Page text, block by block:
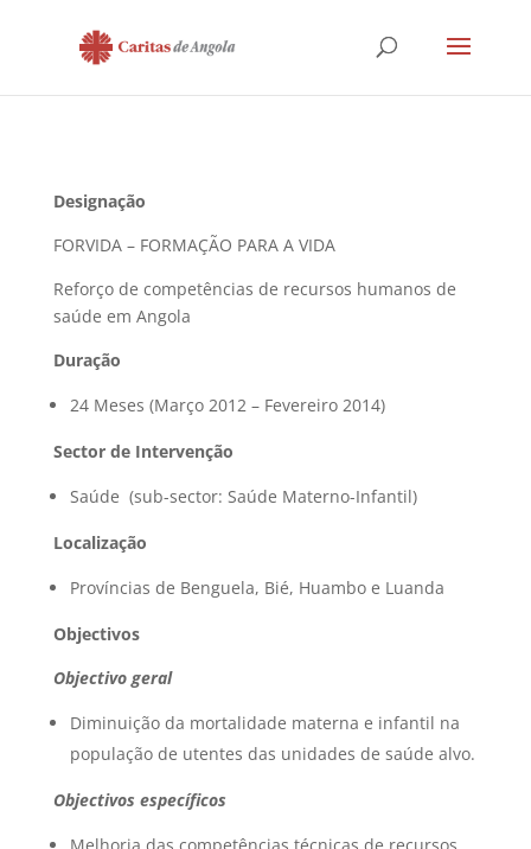
Designação
FORVIDA – FORMAÇÃO PARA A VIDA
Reforço de competências de recursos humanos de
saúde em Angola
Duração
24 Meses (Março 2012 – Fevereiro 2014)
Sector de Intervenção
Saúde (sub-sector: Saúde Materno-Infantil)
Localização
Províncias de Benguela, Bié, Huambo e Luanda
Objectivos
Objectivo geral
Diminuição da mortalidade materna e infantil na
população de utentes das unidades de saúde alvo.
Objectivos específicos